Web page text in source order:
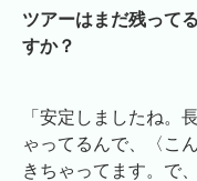
ツアーはまだ残って
すか？
「安定しましたね。
ゃってるんで、〈こ
きちゃってます。で